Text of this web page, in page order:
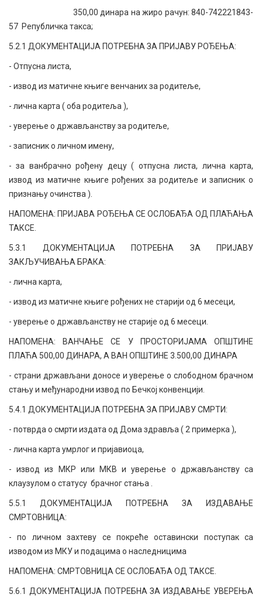
350,00 динара на жиро рачун: 840-742221843-
57 Републичка такса;
5.2.1 ДОКУМЕНТАЦИЈА ПОТРЕБНА ЗА ПРИЈАВУ РОЂЕЊА:
- Отпусна листа,
- извод из матичне књиге венчаних за родитеље,
- лична карта ( оба родитеља ),
- уверење о држављанству за родитеље,
- записник о личном имену,
- за ванбрачно рођену децу ( отпусна листа, лична карта,
извод из матичне књиге рођених за родитеље и записник о
признању очинства ).
НАПОМЕНА: ПРИЈАВА РОЂЕЊА СЕ ОСЛОБАЂА ОД ПЛАЋАЊА
ТАКСЕ.
5.3.1 ДОКУМЕНТАЦИЈА ПОТРЕБНА ЗА ПРИЈАВУ
ЗАКЉУЧИВАЊА БРАКА:
- лична карта,
- извод из матичне књиге рођених не старији од 6 месеци,
- уверење о држављанству не старије од 6 месеци.
НАПОМЕНА: ВАНЧАЊЕ СЕ У ПРОСТОРИЈАМА ОПШТИНЕ
ПЛАЋА 500,00 ДИНАРА, А ВАН ОПШТИНЕ 3.500,00 ДИНАРА
- страни држављани доносе и уверење о слободном брачном
стању и међународни извод по Бечкој конвенцији.
5.4.1 ДОКУМЕНТАЦИЈА ПОТРЕБНА ЗА ПРИЈАВУ СМРТИ:
- потврда о смрти издата од Дома здравља ( 2 примерка ),
- лична карта умрлог и пријавиоца,
- извод из МКР или МКВ и уверење о држављанству са
клаузулом о статусу брачног стања .
5.5.1 ДОКУМЕНТАЦИЈА ПОТРЕБНА ЗА ИЗДАВАЊЕ
СМРТОВНИЦА:
- по личном захтеву се покреће оставински поступак са
изводом из МКУ и подацима о наследницима
НАПОМЕНА: СМРТОВНИЦА СЕ ОСЛОБАЂА ОД ТАКСЕ.
5.6.1 ДОКУМЕНТАЦИЈА ПОТРЕБНА ЗА ИЗДАВАЊЕ УВЕРЕЊА